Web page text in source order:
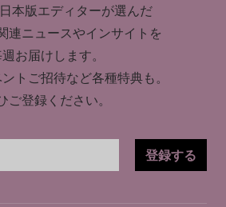
本版エディターが選んだ
連ニュースやインサイトを
お届けします。
トご招待など各種特典も。
ご登録ください。
登録する